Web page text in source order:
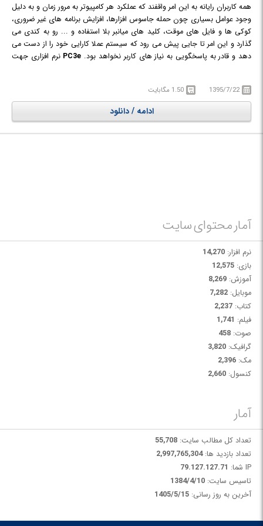
همه کاربران رایانه به این امر واقفند که عملکرد هر کامپیوتر به مرور زمان و به دلیل
وجود عوامل بسیاری چون حمله جاسوس افزارها، افزایش برنامه های غیر ضروری،
کوکی ها و فایل های موقت، کلید های میانبر بلا استفاده و ... رو به کندی می
گذارد و این امر تا جایی پیش می رود که سیستم عملا کارایی خود را از دست می
دهد و قادر به پاسخگویی به نیاز های کاربر نخواهد بود. PC3e نرم افزاری جهت
افزایش داده و از کند شدن رایانه جلوگیری می کند. این نرم افزار قادر به پاک‌سازی
انواع فایل های بی مصرف و آثار باقی مانده بر روی سیستم است که این
پاک‌سازی شامل رد پا ها و فایل های به جا مانده از مرورگر هایی چون Microsoft
Internet Explorer ،Google Chrome ،Mozilla Firefox و Microsoft Edge نیز
1395/7/22 1.50 مگابایت
ادامه / دانلود
آمار محتوای سایت
نرم افزار: 14,270
بازی: 12,575
آموزش: 8,269
موبایل: 7,282
کتاب: 2,237
فیلم: 1,741
صوت: 458
گرافیک: 3,820
مک: 2,396
کنسول: 2,660
آمار
تعداد کل مطالب سایت: 55,708
تعداد بازدید ها:2,997,765,304
IP شما:
79.127.127.71
تاسیس سایت: 1384/4/10
آخرین به روز رسانی: 1405/5/15